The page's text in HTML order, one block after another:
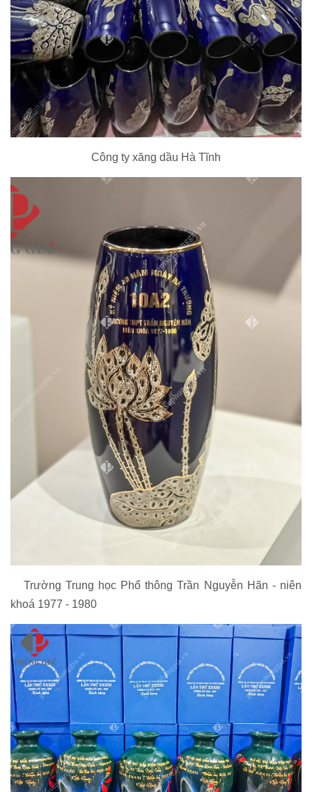
Công ty xăng dầu Hà Tĩnh
Trường Trung học Phổ thông Trần Nguyễn Hãn - niên
khoá 1977 - 1980